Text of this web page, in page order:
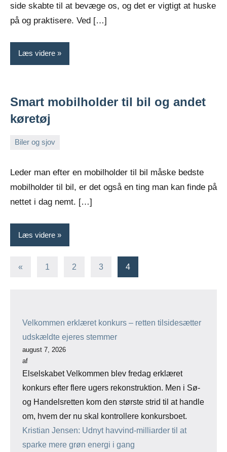
side skabte til at bevæge os, og det er vigtigt at huske
på og praktisere. Ved […]
Læs videre
Smart mobilholder til bil og andet
køretøj
Biler og sjov
2021
Leder man efter en mobilholder til bil måske bedste
mobilholder til bil, er det også en ting man kan finde på
nettet i dag nemt. […]
Læs videre
Indlægsinddeling
« Forrige1 2 3 4
Velkommen erklæret konkurs – retten tilsidesætter
udskældte ejeres stemmer
august 7, 2026
af
Elselskabet Velkommen blev fredag erklæret
konkurs efter flere ugers rekonstruktion. Men i Sø-
og Handelsretten kom den største strid til at handle
om, hvem der nu skal kontrollere konkursboet.
Kristian Jensen: Udnyt havvind-milliarder til at
sparke mere grøn energi i gang